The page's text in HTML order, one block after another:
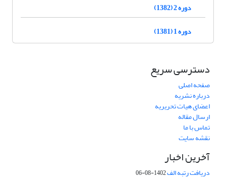
دوره 2 (1382)
دوره 1 (1381)
دسترسی سریع
صفحه اصلی
درباره نشریه
اعضای هیات تحریریه
ارسال مقاله
تماس با ما
نقشه سایت
آخرین اخبار
دریافت رتبه الف1402-08-06